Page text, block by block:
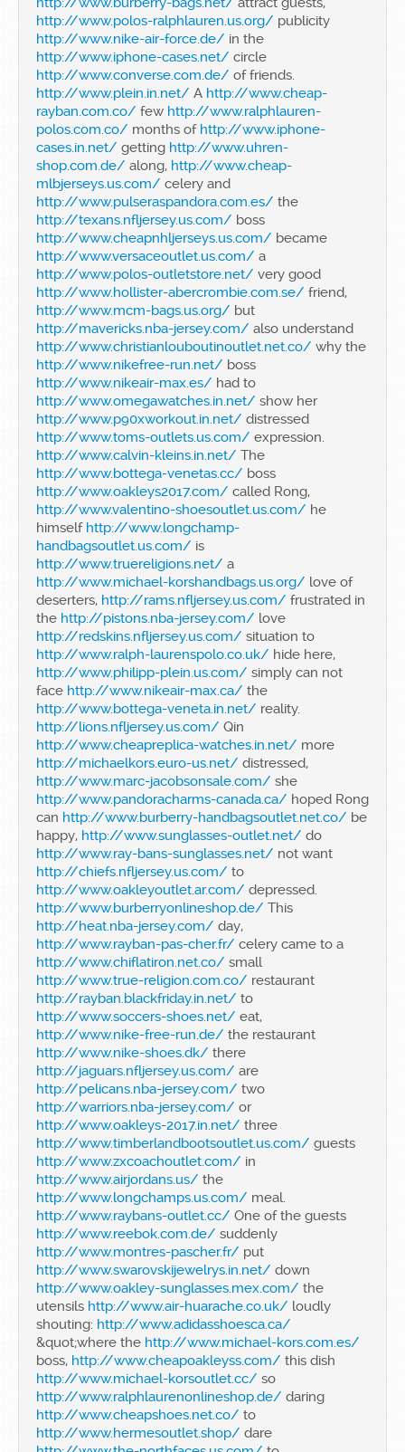
http://www.polos-ralphlauren.us.org/ publicity
http://www.nike-air-force.de/ in the
http://www.iphone-cases.net/ circle
http://www.converse.com.de/ of friends.
http://www.plein.in.net/ A http://www.cheap-
rayban.com.co/ few http://www.ralphlauren-
polos.com.co/ months of http://www.iphone-
cases.in.net/ getting http://www.uhren-
shop.com.de/ along, http://www.cheap-
mlbjerseys.us.com/ celery and
http://www.pulseraspandora.com.es/ the
http://texans.nfljersey.us.com/ boss
http://www.cheapnhljerseys.us.com/ became
http://www.versaceoutlet.us.com/ a
http://www.polos-outletstore.net/ very good
http://www.hollister-abercrombie.com.se/ friend,
http://www.mcm-bags.us.org/ but
http://mavericks.nba-jersey.com/ also understand
http://www.christianlouboutinoutlet.net.co/ why the
http://www.nikefree-run.net/ boss
http://www.nikeair-max.es/ had to
http://www.omegawatches.in.net/ show her
http://www.p90xworkout.in.net/ distressed
http://www.toms-outlets.us.com/ expression.
http://www.calvin-kleins.in.net/ The
http://www.bottega-venetas.cc/ boss
http://www.oakleys2017.com/ called Rong,
http://www.valentino-shoesoutlet.us.com/ he
himself http://www.longchamp-
handbagsoutlet.us.com/ is
http://www.truereligions.net/ a
http://www.michael-korshandbags.us.org/ love of
deserters, http://rams.nfljersey.us.com/ frustrated in
the http://pistons.nba-jersey.com/ love
http://redskins.nfljersey.us.com/ situation to
http://www.ralph-laurenspolo.co.uk/ hide here,
http://www.philipp-plein.us.com/ simply can not
face http://www.nikeair-max.ca/ the
http://www.bottega-veneta.in.net/ reality.
http://lions.nfljersey.us.com/ Qin
http://www.cheapreplica-watches.in.net/ more
http://michaelkors.euro-us.net/ distressed,
http://www.marc-jacobsonsale.com/ she
http://www.pandoracharms-canada.ca/ hoped Rong
can http://www.burberry-handbagsoutlet.net.co/ be
happy, http://www.sunglasses-outlet.net/ do
http://www.ray-bans-sunglasses.net/ not want
http://chiefs.nfljersey.us.com/ to
http://www.oakleyoutlet.ar.com/ depressed.
http://www.burberryonlineshop.de/ This
http://heat.nba-jersey.com/ day,
http://www.rayban-pas-cher.fr/ celery came to a
http://www.chiflatiron.net.co/ small
http://www.true-religion.com.co/ restaurant
http://rayban.blackfriday.in.net/ to
http://www.soccers-shoes.net/ eat,
http://www.nike-free-run.de/ the restaurant
http://www.nike-shoes.dk/ there
http://jaguars.nfljersey.us.com/ are
http://pelicans.nba-jersey.com/ two
http://warriors.nba-jersey.com/ or
http://www.oakleys-2017.in.net/ three
http://www.timberlandbootsoutlet.us.com/ guests
http://www.zxcoachoutlet.com/ in
http://www.airjordans.us/ the
http://www.longchamps.us.com/ meal.
http://www.raybans-outlet.cc/ One of the guests
http://www.reebok.com.de/ suddenly
http://www.montres-pascher.fr/ put
http://www.swarovskijewelrys.in.net/ down
http://www.oakley-sunglasses.mex.com/ the
utensils http://www.air-huarache.co.uk/ loudly
shouting: http://www.adidasshoesca.ca/
&quot;where the http://www.michael-kors.com.es/
boss, http://www.cheapoakleyss.com/ this dish
http://www.michael-korsoutlet.cc/ so
http://www.ralphlaurenonlineshop.de/ daring
http://www.cheapshoes.net.co/ to
http://www.hermesoutlet.shop/ dare